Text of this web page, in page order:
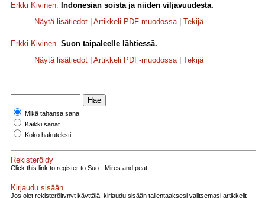
Erkki Kivinen. Indonesian soista ja niiden viljavuudesta.
Näytä lisätiedot
Artikkeli PDF-muodossa| Tekijä
Erkki Kivinen. Suon taipaleelle lähtiessä.
Näytä lisätiedot
Artikkeli PDF-muodossa| Tekijä
Mikä tahansa sana
Kaikki sanat
Koko hakuteksti
Rekisteröidy
Click this link to register to Suo - Mires and peat.
Kirjaudu sisään
Jos olet rekisteröitynyt käyttäjä, kirjaudu sisään tallentaaksesi valitsemasi artikkelit